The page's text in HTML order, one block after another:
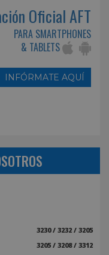
Oficial AFT
PARA SMARTPHONES
& TABLETS
INFÓRMATE AQUÍ
3230 / 3232 / 3205
3205 / 3208 / 3312